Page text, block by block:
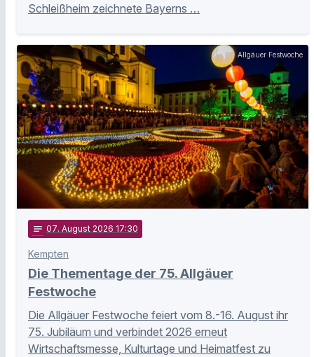
Schleißheim zeichnete Bayerns …
Allgäuer Festwoche
notes 07. August 2026 17:30
Kempten
Die Thementage der 75. Allgäuer
Festwoche
Die Allgäuer Festwoche feiert vom 8.-16. August ihr
75. Jubiläum und verbindet 2026 erneut
Wirtschaftsmesse, Kulturtage und Heimatfest zu